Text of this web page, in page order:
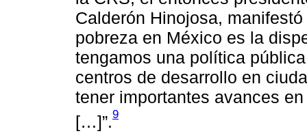
Calderón Hinojosa,
pobreza en México es la
tengamos una política
centros de desarrollo en
tener importantes avances
[…]”.9